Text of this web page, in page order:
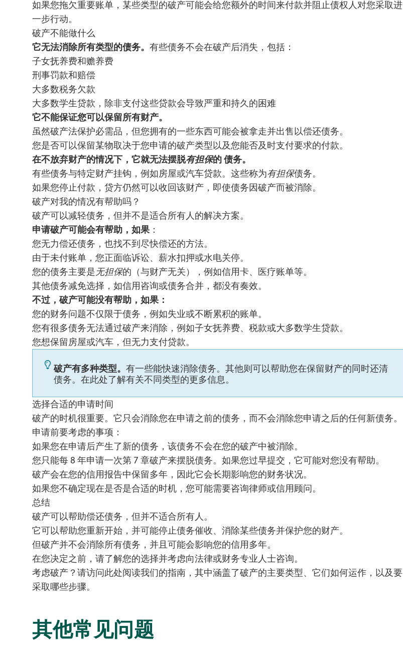
如果您拖欠重要账单，某些类型的破产可能会给您额外的时间来付款并阻止债权人对您采取进
一步行动。
破产不能做什么
它无法消除所有类型的债务。 有些债务不会在破产后消失，包括：
子女抚养费和赡养费
刑事罚款和赔偿
大多数税务欠款
大多数学生贷款，除非支付这些贷款会导致严重和持久的困难
它不能保证您可以保留所有财产。
虽然破产法保护必需品，但您拥有的一些东西可能会被拿走并出售以偿还债务。
您是否可以保留某物取决于您申请的破产类型以及您能否及时支付要求的付款。
在不放弃财产的情况下，它就无法摆脱有担保的债务。
有些债务与特定财产挂钩，例如房屋或汽车贷款。这些称为有担保债务。
如果您停止付款，贷方仍然可以收回该财产，即使债务因破产而被消除。
破产对我的情况有帮助吗？
破产可以减轻债务，但并不是适合所有人的解决方案。
申请破产可能会有帮助，如果：
您无力偿还债务，也找不到尽快偿还的方法。
由于未付账单，您正面临诉讼、薪水扣押或水电关停。
您的债务主要是无担保的（与财产无关），例如信用卡、医疗账单等。
其他债务减免选择，如信用咨询或债务合并，都没有奏效。
不过，破产可能没有帮助，如果：
您的财务问题不仅限于债务，例如失业或不断累积的账单。
您有很多债务无法通过破产来消除，例如子女抚养费、税款或大多数学生贷款。
您想保留房屋或汽车，但无力支付贷款。
破产有多种类型。 有一些能快速消除债务。其他则可以帮助您在保留财产的同时还清
债务。 在此处了解有关不同类型的更多信息。
选择合适的申请时间
破产的时机很重要。它只会消除您在申请之前的债务，而不会消除您申请之后的任何新债务。
申请前要考虑的事项：
如果您在申请后产生了新的债务，该债务不会在您的破产中被消除。
您只能每 8 年申请一次第 7 章破产来摆脱债务。如果您过早提交，它可能对您没有帮助。
破产会在您的信用报告中保留多年，因此它会长期影响您的财务状况。
如果您不确定现在是否是合适的时机，您可能需要咨询律师或信用顾问。
总结
破产可以帮助偿还债务，但并不适合所有人。
它可以帮助您重新开始，并可能停止债务催收、消除某些债务并保护您的财产。
但破产并不会消除所有债务，并且可能会影响您的信用多年。
在您决定之前，请了解您的选择并考虑向法律或财务专业人士咨询。
考虑破产？请访问此处阅读我们的指南，其中涵盖了破产的主要类型、它们如何运作，以及要
采取哪些步骤。
其他常见问题